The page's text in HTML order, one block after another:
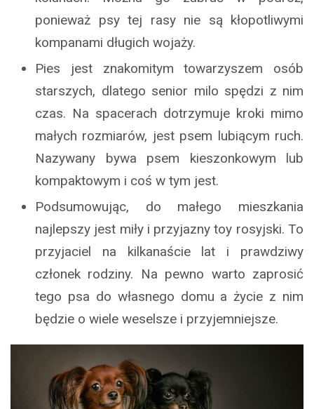
ponieważ psy tej rasy nie są kłopotliwymi
kompanami długich wojaży.
Pies jest znakomitym towarzyszem osób
starszych, dlatego senior milo spędzi z nim
czas. Na spacerach dotrzymuje kroki mimo
małych rozmiarów, jest psem lubiącym ruch.
Nazywany bywa psem kieszonkowym lub
kompaktowym i coś w tym jest.
Podsumowując, do małego mieszkania
najlepszy jest miły i przyjazny toy rosyjski. To
przyjaciel na kilkanaście lat i prawdziwy
członek rodziny. Na pewno warto zaprosić
tego psa do własnego domu a życie z nim
będzie o wiele weselsze i przyjemniejsze.